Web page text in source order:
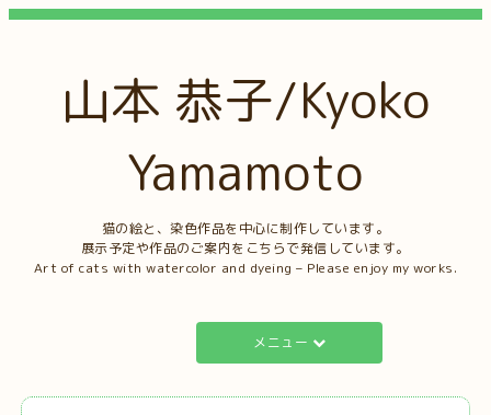
山本 恭子/Kyoko
Yamamoto
猫の絵と、染色作品を中心に制作しています。
展示予定や作品のご案内をこちらで発信しています。
Art of cats with watercolor and dyeing – Please enjoy my works.
メニュー